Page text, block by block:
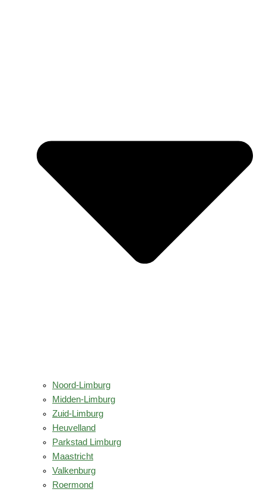
Noord-Limburg
Midden-Limburg
Zuid-Limburg
Heuvelland
Parkstad Limburg
Maastricht
Valkenburg
Roermond